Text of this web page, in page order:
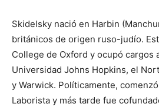
Skidelsky nació en Harbin
británicos de origen ruso-judío.
College de Oxford y ocupó cargos
Universidad Johns Hopkins, el
y Warwick. Políticamente,
Laborista y más tarde fue